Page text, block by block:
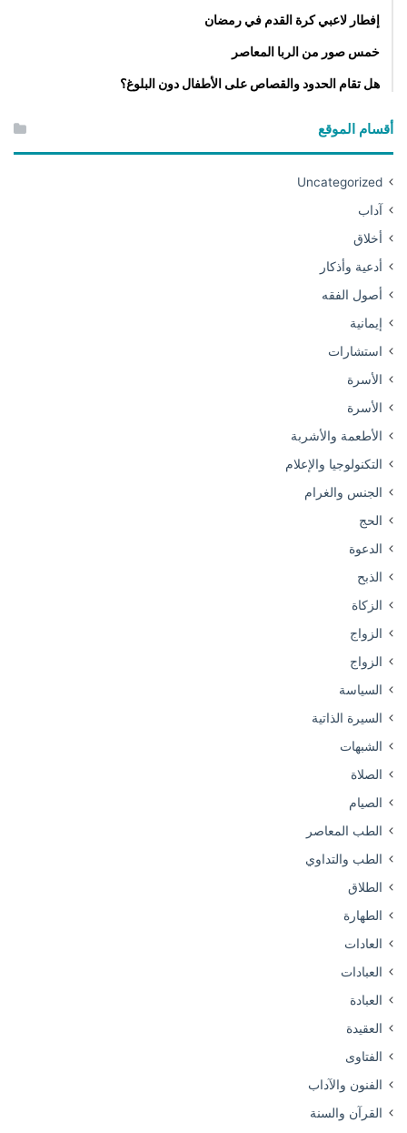
إفطار لاعبي كرة القدم في رمضان
خمس صور من الربا المعاصر
هل تقام الحدود والقصاص على الأطفال دون البلوغ؟
أقسام الموقع
Uncategorized
آداب
أخلاق
أدعية وأذكار
أصول الفقه
إيمانية
استشارات
الأسرة
الأسرة
الأطعمة والأشربة
التكنولوجيا والإعلام
الجنس والغرام
الحج
الدعوة
الذبح
الزكاة
الزواج
الزواج
السياسة
السيرة الذاتية
الشبهات
الصلاة
الصيام
الطب المعاصر
الطب والتداوي
الطلاق
الطهارة
العادات
العبادات
العبادة
العقيدة
الفتاوى
الفنون والآداب
القرآن والسنة